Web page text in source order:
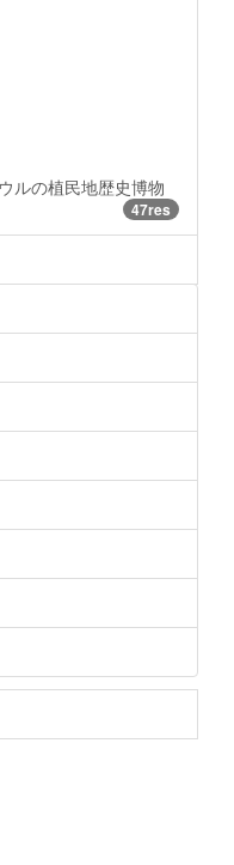
ルの植民地歴史博物
47res